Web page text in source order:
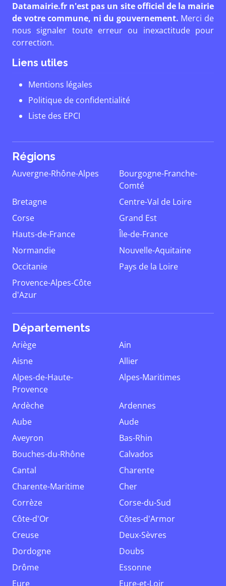
Datamairie.fr n'est pas un site officiel de la mairie
de votre commune, ni du gouvernement. Merci de
nous signaler toute erreur ou inexactitude pour
correction.
Liens utiles
Mentions légales
Politique de confidentialité
Liste des EPCI
Régions
Auvergne-Rhône-Alpes
Bourgogne-Franche-
Comté
Bretagne
Centre-Val de Loire
Corse
Grand Est
Hauts-de-France
Île-de-France
Normandie
Nouvelle-Aquitaine
Occitanie
Pays de la Loire
Provence-Alpes-Côte
d'Azur
Départements
Ariège
Ain
Aisne
Allier
Alpes-de-Haute-
Provence
Alpes-Maritimes
Ardèche
Ardennes
Aube
Aude
Aveyron
Bas-Rhin
Bouches-du-Rhône
Calvados
Cantal
Charente
Charente-Maritime
Cher
Corrèze
Corse-du-Sud
Côte-d'Or
Côtes-d'Armor
Creuse
Deux-Sèvres
Dordogne
Doubs
Drôme
Essonne
Eure
Eure-et-Loir